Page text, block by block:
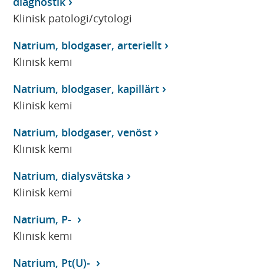
Klinisk patologi/cytologi
Natrium, blodgaser, arteriellt
Klinisk kemi
Natrium, blodgaser, kapillärt
Klinisk kemi
Natrium, blodgaser, venöst
Klinisk kemi
Natrium, dialysvätska
Klinisk kemi
Natrium, P-
Klinisk kemi
Natrium, Pt(U)-